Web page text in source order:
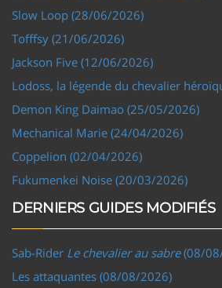
Slow Loop (28/06/2026)
Tofffsy (21/06/2026)
Jackson Five (12/06/2026)
Lodoss, la légende du chevalier
Demon King Daimao (25/05/2026)
Mechanical Marie (24/04/2026)
Coppelion (02/04/2026)
Fukumenkei Noise (20/03/2026)
DERNIERS GUIDES MODIFIÉS
Sab-Rider Le chevalier au sabre(08/
Les attaquantes (08/08/2026)